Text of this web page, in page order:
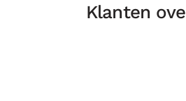
Klanten